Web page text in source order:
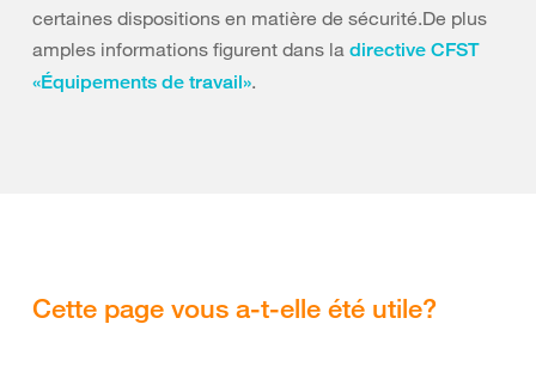
certaines dispositions en matière de sécurité.De plus
amples informations figurent dans la directive CFST
«Équipements de travail».
Cette page vous a-t-elle été utile?